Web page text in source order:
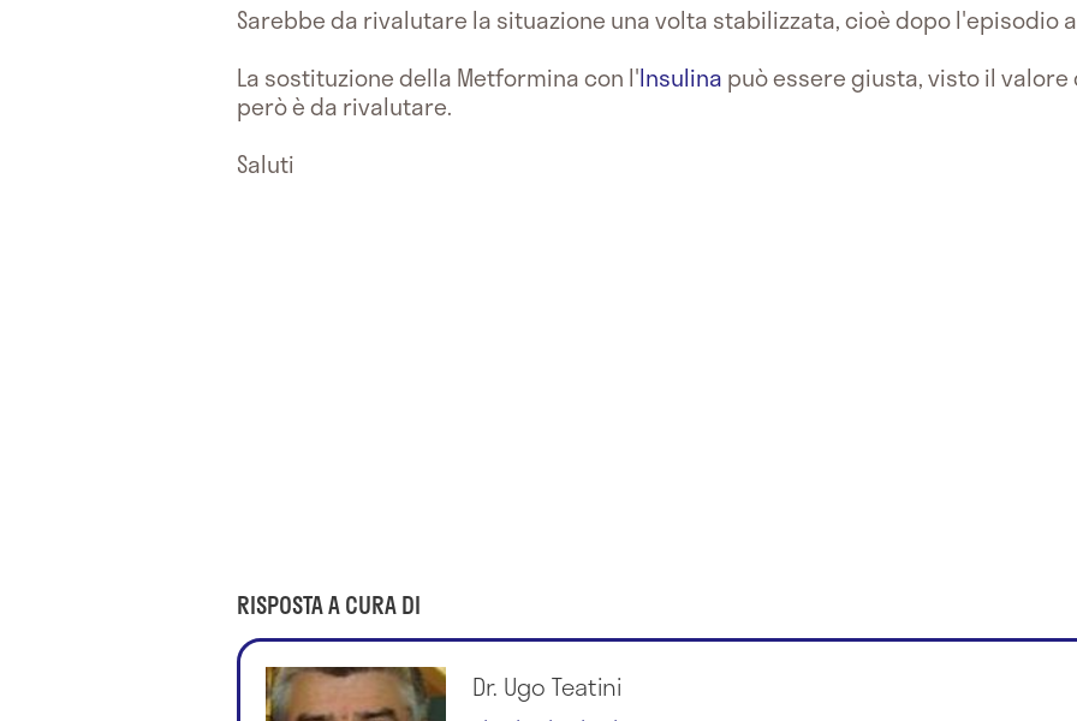
Sarebbe da rivalutare la situazione una volta stabilizzata, cioè dopo l'episodio
La sostituzione della Metformina con l'Insulina può essere giusta, visto il
però è da rivalutare.
Saluti
RISPOSTA A CURA DI
Dr. Ugo Teatini